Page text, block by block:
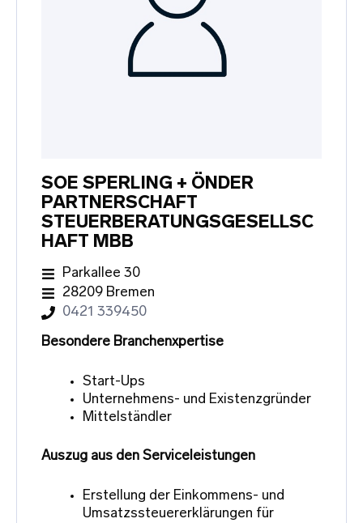
SOE SPERLING + ÖNDER
PARTNERSCHAFT
STEUERBERATUNGSGESELLSC
HAFT MBB
Parkallee 30
28209 Bremen
0421 339450
Besondere Branchenxpertise
Start-Ups
Unternehmens- und Existenzgründer
Mittelständler
Auszug aus den Serviceleistungen
Erstellung der Einkommens- und
Umsatzssteuererklärungen für